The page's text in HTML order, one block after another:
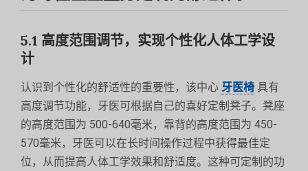
5.1 高度范围调节，实现个性化人体工学设
计
认识到个性化的舒适性的重要性，该中心 牙医椅 具有
高度调节功能，牙医可根据自己的喜好定制凳子。凳座
的高度范围为 500-640毫米，靠背的高度范围为 450-
570毫米，牙医可以在长时间操作过程中获得最佳定
位，从而提高人体工学效果和舒适度。这种可定制的功